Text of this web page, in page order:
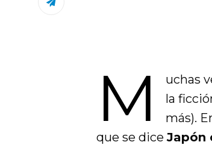
M
uchas
la
más).
que se diceJapón